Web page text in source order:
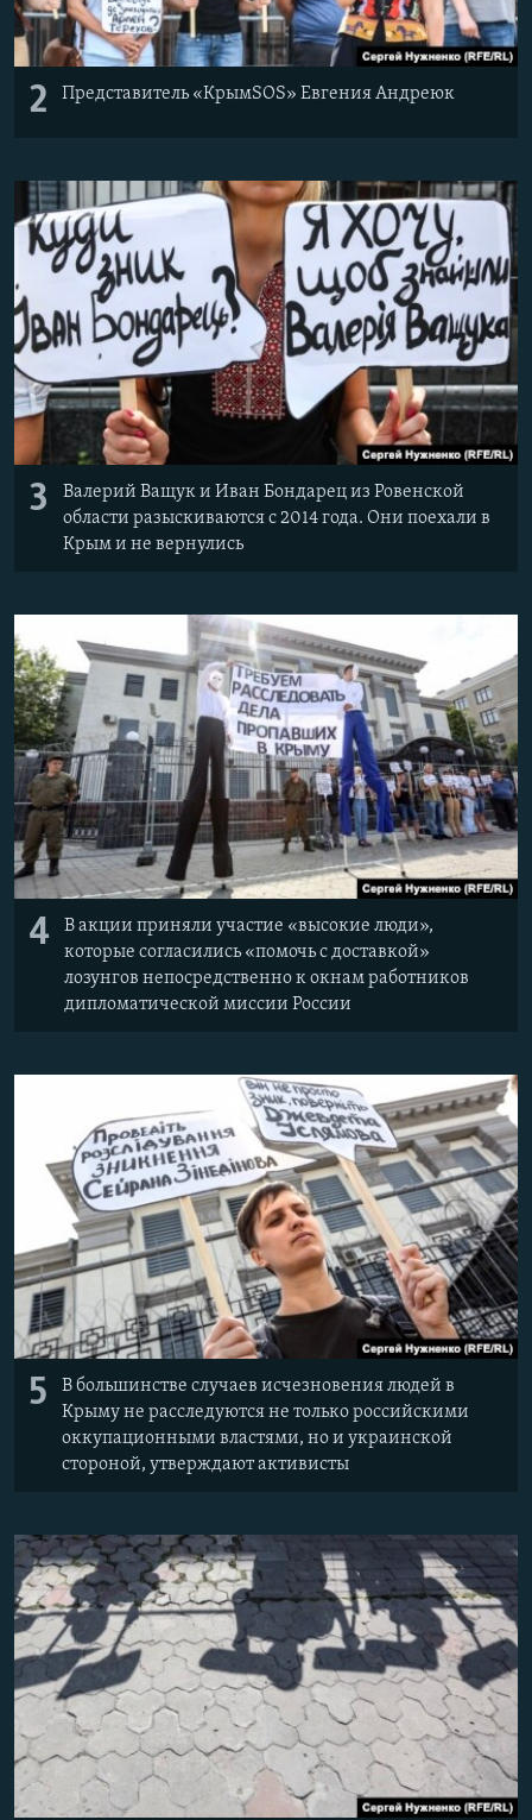
2 Представитель «КрымSOS» Евгения Андреюк
3
Валерий Ващук и Иван Бондарец из Ровенской
области разыскиваются с 2014 года. Они поехали в
Крым и не вернулись
4
В акции приняли участие «высокие люди»,
которые согласились «помочь с доставкой»
лозунгов непосредственно к окнам работников
дипломатической миссии России
5
В большинстве случаев исчезновения людей в
Крыму не расследуются не только российскими
оккупационными властями, но и украинской
стороной, утверждают активисты